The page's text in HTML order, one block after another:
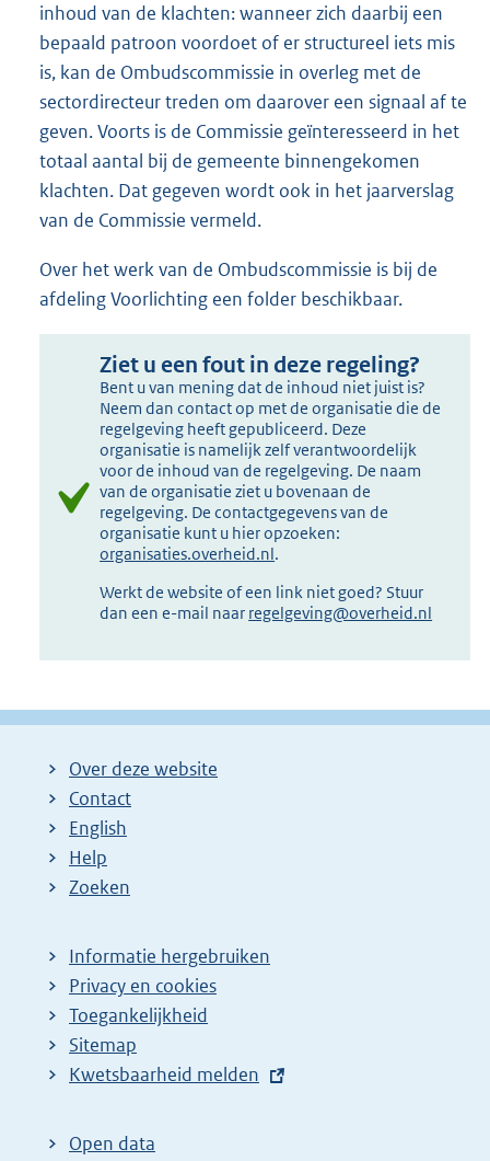
inhoud van de klachten: wanneer zich daarbij een
bepaald patroon voordoet of er structureel iets mis
is, kan de Ombudscommissie in overleg met de
sectordirecteur treden om daarover een signaal af te
geven. Voorts is de Commissie geïnteresseerd in het
totaal aantal bij de gemeente binnengekomen
klachten. Dat gegeven wordt ook in het jaarverslag
van de Commissie vermeld.
Over het werk van de Ombudscommissie is bij de
afdeling Voorlichting een folder beschikbaar.
Ziet u een fout in deze regeling?
Bent u van mening dat de inhoud niet juist is?
Neem dan contact op met de organisatie die de
regelgeving heeft gepubliceerd. Deze
organisatie is namelijk zelf verantwoordelijk
voor de inhoud van de regelgeving. De naam
van de organisatie ziet u bovenaan de
regelgeving. De contactgegevens van de
organisatie kunt u hier opzoeken:
organisaties.overheid.nl.
Werkt de website of een link niet goed? Stuur
dan een e-mail naar regelgeving@overheid.nl
Over deze website
Contact
English
Help
Zoeken
Informatie hergebruiken
Privacy en cookies
Toegankelijkheid
Sitemap
E
t
Kwetsbaarheid melden
Open data